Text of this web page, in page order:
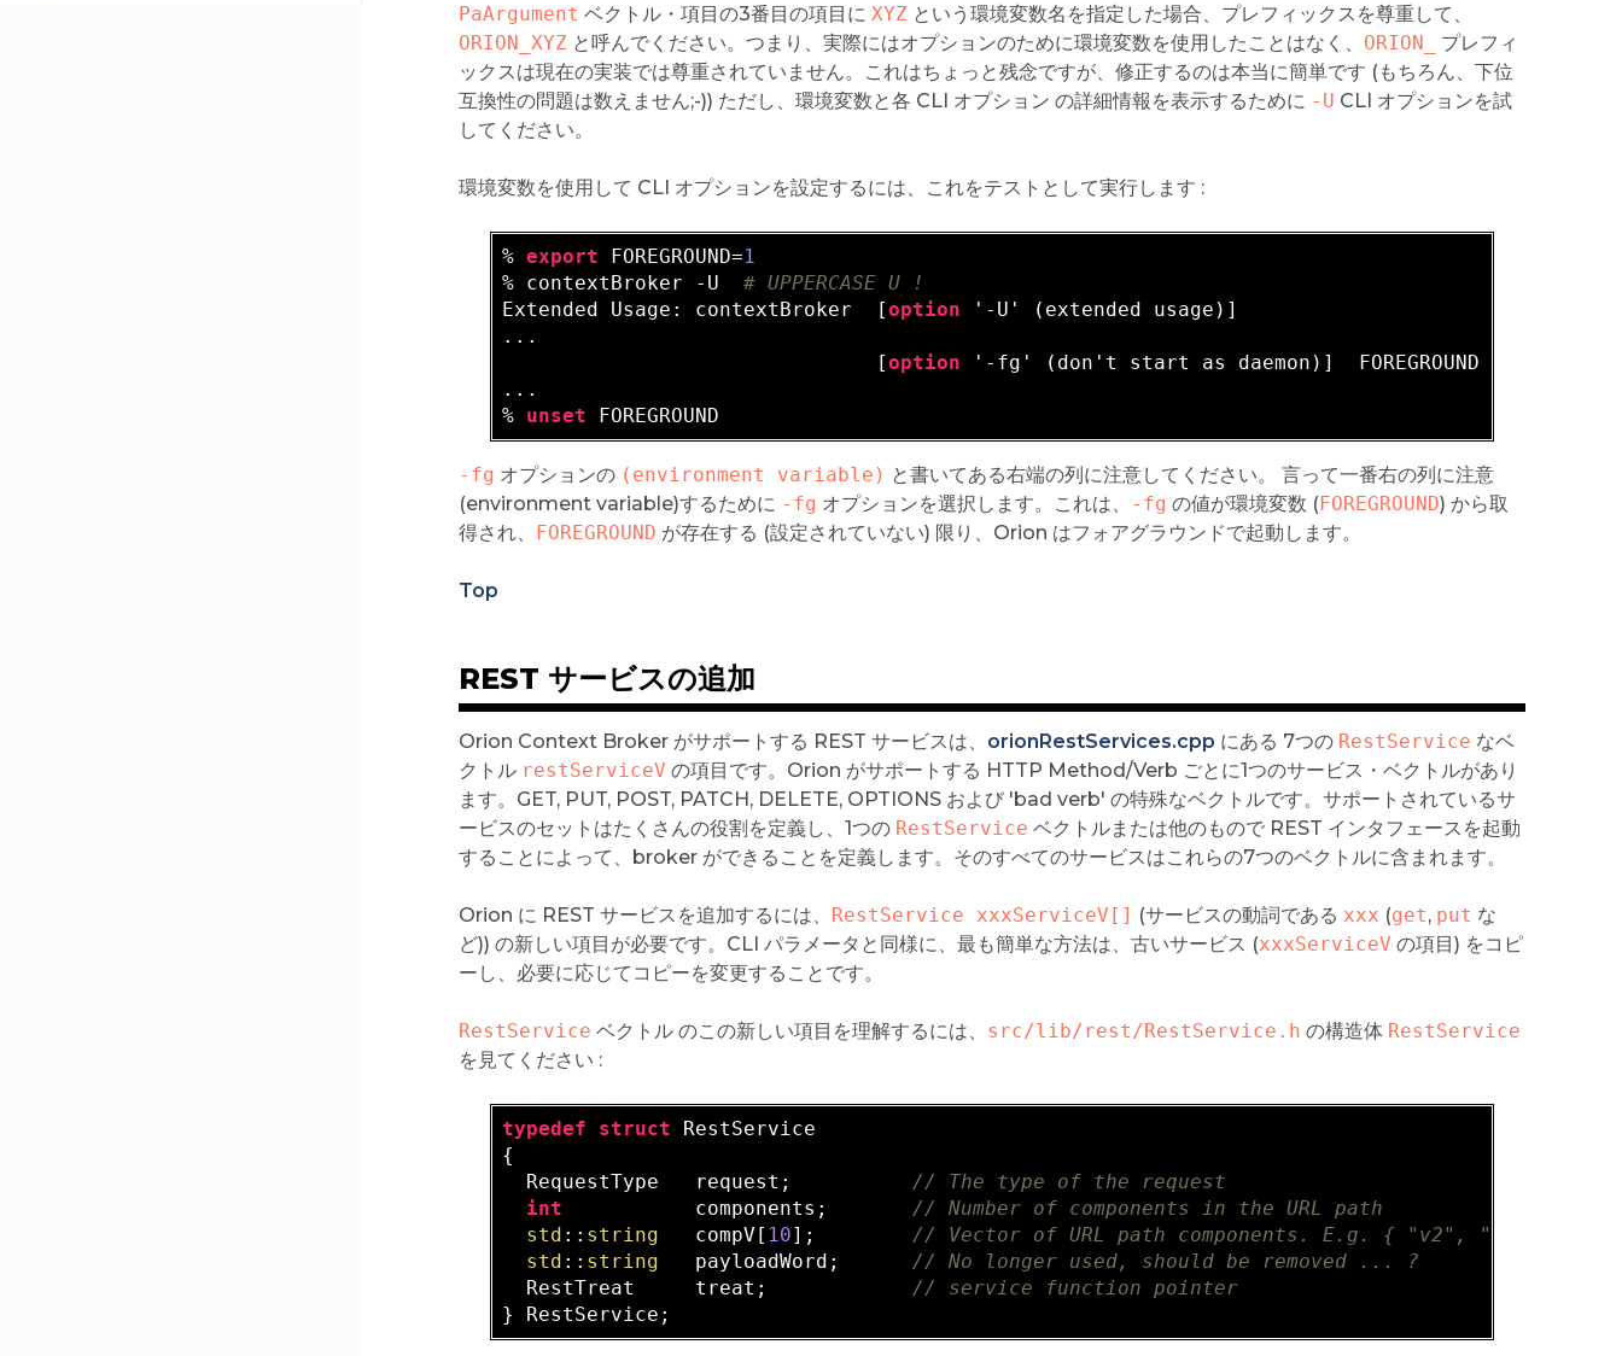
PaArgument ベクトル・項目の3番目の項目に XYZという環境変数名を指定した場合、プレフィックスを尊重して、
ORION_XYZと呼んでください。つまり、実際にはオプションのために環境変数を使用したことはなく、 ORION_
プレフィ
ックスは現在の実装では尊重されていません。これはちょっと残念ですが、修正するのは本当に簡単です (もちろん、下位
互換性の問題は数えません;-)) ただし、環境変数と各 CLI オプション の詳細情報を表示するために -U CLI オプションを試
してください。
環境変数を使用して CLI オプションを設定するには、これをテストとして実行します :
% export FOREGROUND=1
% contextBroker -U # UPPERCASE U !
Extended Usage: contextBroker  [option '-U' (extended usage)]
...
                               [
option '-fg' (don't start as daemon)]  FOREGROUND
...
% unset
-fg オプションの (environment variable) と書いてある右端の列に注意してください。 言って一番右の列に注意
(environment variable)するために -fg オプションを選択します。これは、 -fg の値が環境変数 (FOREGROUND) から取
得され、 FOREGROUND が存在する (設定されていない) 限り、Orion はフォアグラウンドで起動します。
Top
REST サービスの追加
Orion Context Broker がサポートする REST サービスは、 orionRestServices.cpp にある 7つの RestService なベ
クトル restServiceV の項目です。Orion がサポートする HTTP Method/Verb ごとに1つのサービス・ベクトルがあり
ます。GET, PUT, POST, PATCH, DELETE, OPTIONS および 'bad verb' の特殊なベクトルです。サポートされているサ
ービスのセットはたくさんの役割を定義し、1つの RestService ベクトルまたは他のもので REST インタフェースを起動
することによって、broker ができることを定義します。そのすべてのサービスはこれらの7つのベクトルに含まれます。
Orion に REST サービスを追加するには、 RestService xxxServiceV[] (サービスの動詞である xxx (get, put な
ど)) の新しい項目が必要です。CLI パラメータと同様に、最も簡単な方法は、古いサービス (xxxServiceV の項目) をコピ
ーし、必要に応じてコピーを変更することです。
RestService ベクトル のこの新しい項目を理解するには、 src/lib/rest/RestService.h の構造体 RestService
を見てください :
typedef struct RestService
{
  RequestType   request;
// The type of the request
int
           components;
// Number of components in the URL path
std :: string
   compV[
10]; // Vector of URL path components. E.g. { "v2",
std :: string
   payloadWord;
// No longer used, should be removed ... ?
  RestTreat     treat;
// service function pointer